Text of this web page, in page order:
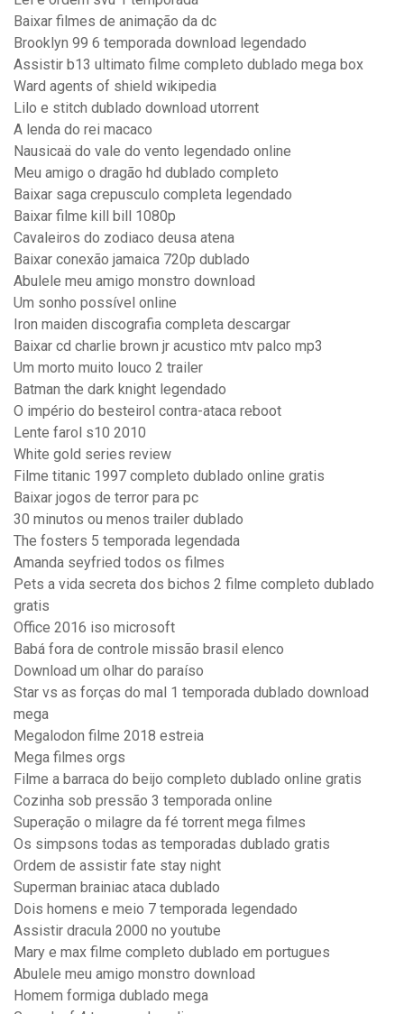
Baixar filmes de animação da dc
Brooklyn 99 6 temporada download legendado
Assistir b13 ultimato filme completo dublado mega box
Ward agents of shield wikipedia
Lilo e stitch dublado download utorrent
A lenda do rei macaco
Nausicaä do vale do vento legendado online
Meu amigo o dragão hd dublado completo
Baixar saga crepusculo completa legendado
Baixar filme kill bill 1080p
Cavaleiros do zodiaco deusa atena
Baixar conexão jamaica 720p dublado
Abulele meu amigo monstro download
Um sonho possível online
Iron maiden discografia completa descargar
Baixar cd charlie brown jr acustico mtv palco mp3
Um morto muito louco 2 trailer
Batman the dark knight legendado
O império do besteirol contra-ataca reboot
Lente farol s10 2010
White gold series review
Filme titanic 1997 completo dublado online gratis
Baixar jogos de terror para pc
30 minutos ou menos trailer dublado
The fosters 5 temporada legendada
Amanda seyfried todos os filmes
Pets a vida secreta dos bichos 2 filme completo dublado
gratis
Office 2016 iso microsoft
Babá fora de controle missão brasil elenco
Download um olhar do paraíso
Star vs as forças do mal 1 temporada dublado download
mega
Megalodon filme 2018 estreia
Mega filmes orgs
Filme a barraca do beijo completo dublado online gratis
Cozinha sob pressão 3 temporada online
Superação o milagre da fé torrent mega filmes
Os simpsons todas as temporadas dublado gratis
Ordem de assistir fate stay night
Superman brainiac ataca dublado
Dois homens e meio 7 temporada legendado
Assistir dracula 2000 no youtube
Mary e max filme completo dublado em portugues
Abulele meu amigo monstro download
Homem formiga dublado mega